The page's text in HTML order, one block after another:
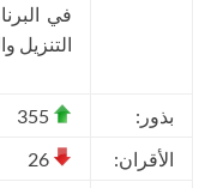
في
التنزيل
بذور:
الأقران: